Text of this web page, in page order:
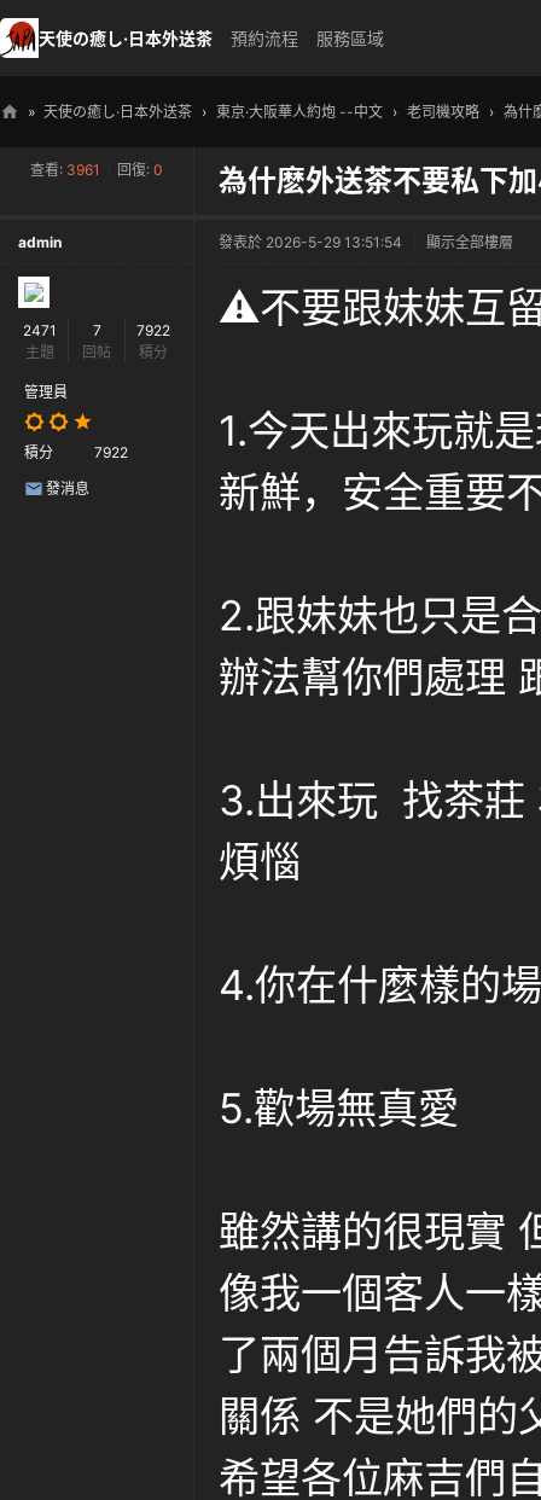
天使の癒し·日本外送茶 預約流程 服務區域
癒
» 天使の癒し·日本外送茶 › 東京·大阪華人約炮 --中文 › 老司機攻略 › 為什
查看: 3961 回復: 0 為什麽外送茶不要私下
admin
2471
主題
7
回帖
7922
積分
管理員
積分 7922
發消息
發表於 2026-5-29 13:51:54 顯示全部樓層
⚠️不要跟妹妹互
1.今天出來玩就
新鮮，安全重要
2.跟妹妹也只是
辦法幫你們處理
3.出來玩 找茶莊
煩惱
4.你在什麼樣的
5.歡場無真愛
雖然講的很現實
像我一個客人一
了兩個月告訴我
關係 不是她們
希望各位麻吉們